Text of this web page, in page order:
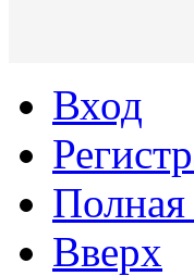
Вход
Полная
Вверх